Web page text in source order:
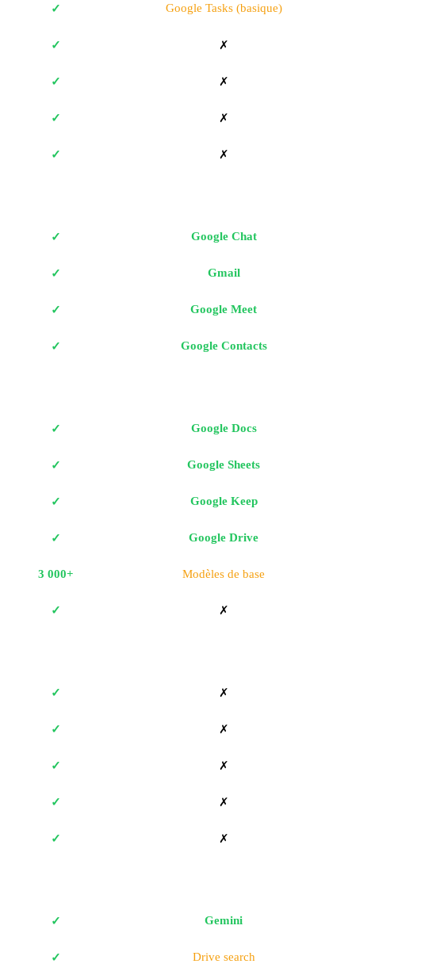
✓ Google Tasks (basique)
✓ ✗
✓ ✗
✓ ✗
✓ ✗
✓ Google Chat
✓ Gmail
✓ Google Meet
✓ Google Contacts
✓ Google Docs
✓ Google Sheets
✓ Google Keep
✓ Google Drive
3 000+ Modèles de base
✓ ✗
✓ ✗
✓ ✗
✓ ✗
✓ ✗
✓ ✗
✓ Gemini
✓ Drive search